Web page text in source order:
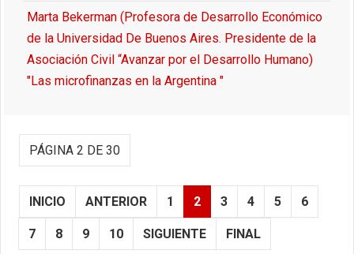
Marta Bekerman (Profesora de Desarrollo Económico
de la Universidad De Buenos Aires. Presidente de la
Asociación Civil “Avanzar por el Desarrollo Humano)
"Las microfinanzas en la Argentina "
PÁGINA 2 DE 30
INICIO ANTERIOR 1 2 3 4 5 6
7 8 9 10 SIGUIENTE FINAL